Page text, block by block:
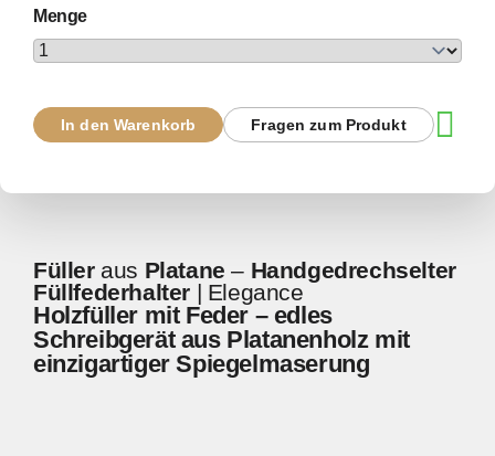
Menge
In den Warenkorb Fragen zum Produkt
Fülleraus Platane – Handgedrechselter
Füllfederhalter | Elegance
Holzfüller mit Feder – edles
Schreibgerätaus Platanenholzmit
einzigartigerSpiegelmaserung